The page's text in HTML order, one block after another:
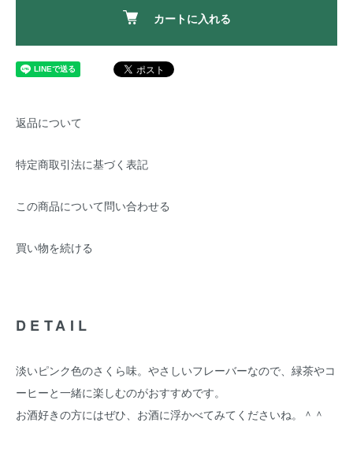
カートに入れる
返品について
特定商取引法に基づく表記
この商品について問い合わせる
買い物を続ける
DETAIL
淡いピンク色のさくら味。やさしいフレーバーなので、緑茶やコ
ーヒーと一緒に楽しむのがおすすめです。
お酒好きの方にはぜひ、お酒に浮かべてみてくださいね。＾＾